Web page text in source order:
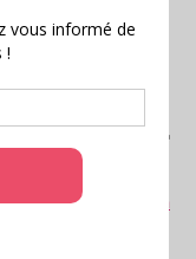
transversale
Cablat // Création